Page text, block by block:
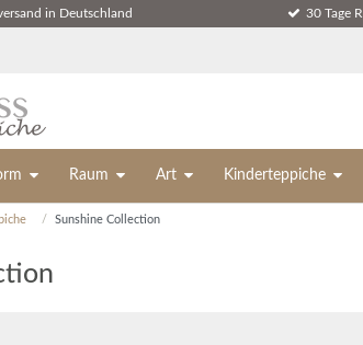
in Deutschland 30 Tage
Raum Art Kinderteppiche
Sunshine Collection